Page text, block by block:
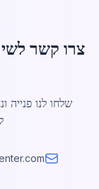
צרו קשר
שלחו לנו